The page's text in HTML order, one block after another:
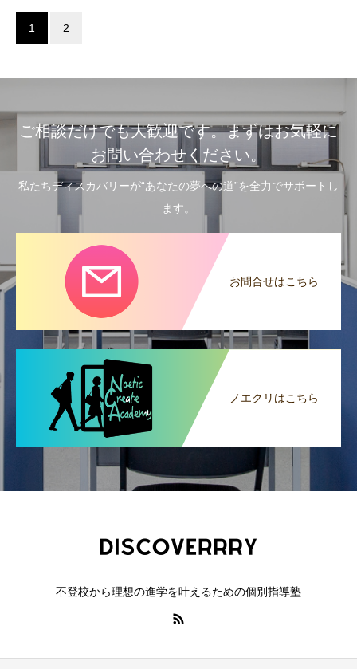
1 2
ご相談だけでも大歓迎です。まずはお気軽に
お問い合わせください。
私たちディスカバリーが“あなたの夢への道”を全力でサポートし
ます。
お問合せはこちら
ノエクリはこちら
不登校から理想の進学を叶えるための個別指導塾